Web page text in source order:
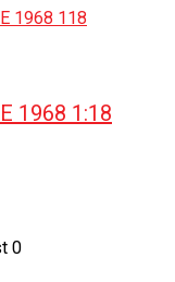
1968 1:18
0